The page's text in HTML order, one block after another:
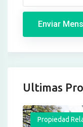
Enviar
Ultimas
Propiedad